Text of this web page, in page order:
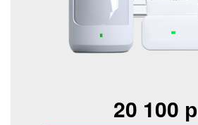
20 100